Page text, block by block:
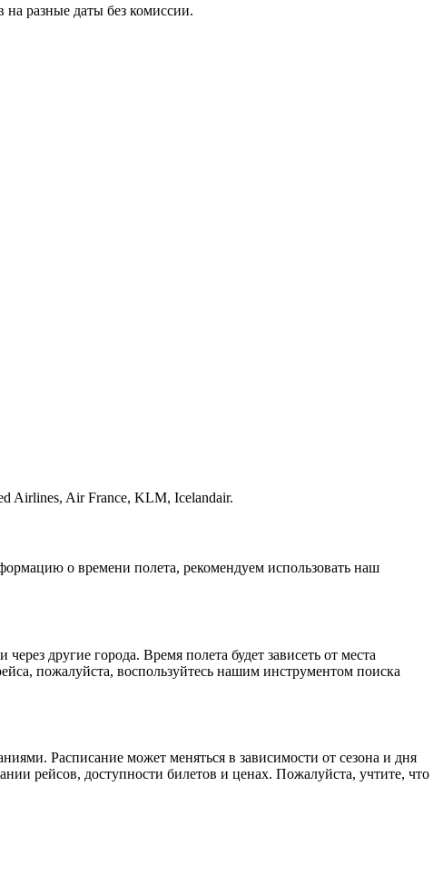
разные даты без комиссии.
Airlines, Air France, KLM, Icelandair.
о времени полета, рекомендуем использовать наш
другие города. Время полета будет зависеть от места
пожалуйста, воспользуйтесь нашим инструментом поиска
Расписание может меняться в зависимости от сезона и дня
рейсов, доступности билетов и ценах. Пожалуйста, учтите, что